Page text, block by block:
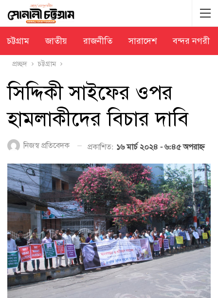
চট্টগ্রাম জাতীয় রাজনীতি সারাদেশ বন্দর নগরী
প্রচ্ছদ চট্টগ্রাম
সিদ্দিকী সাইফের ওপর
হামলাকীদের বিচার দাবি
নিজস্ব প্রতিবেদক প্রকাশিত: ১৬ মার্চ ২০২৪ - ৬:৪৫ অপরাহ্ণ